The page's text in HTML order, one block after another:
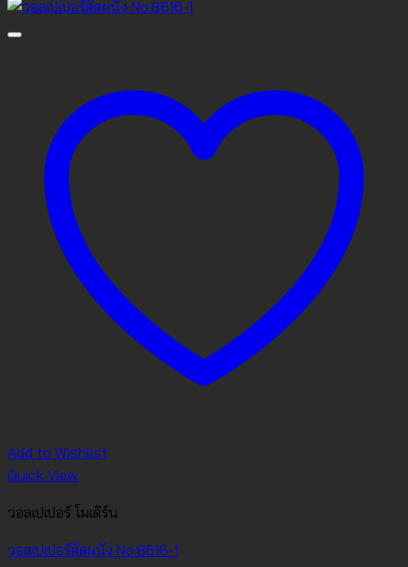
Add to Wishlist
Quick View
วอลเปเปอร์ โมเดิร์น
วอลเปเปอร์ติดผนัง No.8616-1